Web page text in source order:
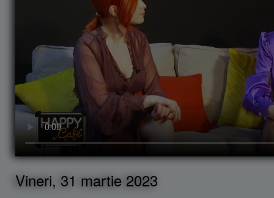
Vineri, 31 martie 2023